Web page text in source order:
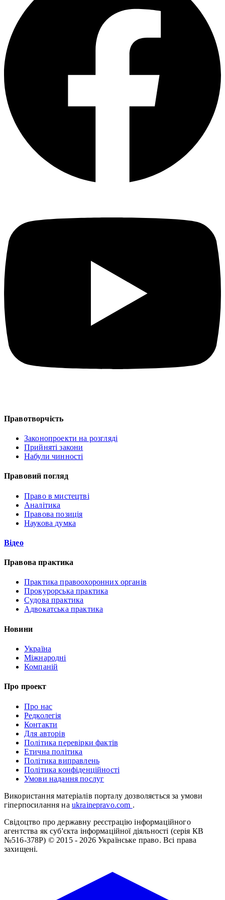
Правотворчість
Законопроекти на розгляді
Прийняті закони
Набули чинності
Правовий погляд
Право в мистецтві
Аналітика
Правова позиція
Наукова думка
Відео
Правова практика
Практика правоохоронних органів
Прокурорська практика
Судова практика
Адвокатська практика
Новини
Україна
Міжнародні
Компаній
Про проект
Про нас
Редколегія
Контакти
Для авторів
Політика перевірки фактів
Етична політика
Політика виправлень
Політика конфіденційності
Умови надання послуг
Використання матеріалів порталу дозволяється за умови
гіперпосилання на ukrainepravo.com .
Свідоцтво про державну реєстрацію інформаційного
агентства як суб'єкта інформаційної діяльності (серія КВ
№516-378Р) © 2015 - 2026 Українське право. Всі права
захищені.